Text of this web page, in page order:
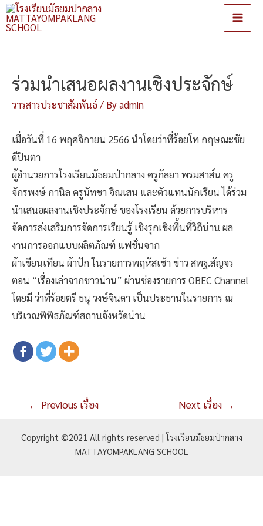
Main
ร่วมนำเสนอผลงานเชิงประจักษ์
วารสารประชาสัมพันธ์/ Byadmin
เมื่อวันที่ 16 พฤศจิกายน 2566 นำโดยว่าที่ร้อยโท กฤษณะชัย
ดีปินตา
ผู้อำนวยการโรงเรียนมัธยมป่ากลาง ครูกัลยา พรมสาส์น ครู
จักรพงษ์ กานิล ครูนัทชา จิณเสน และตัวแทนนักเรียน ได้ร่วม
นำเสนอผลงานเชิงประจักษ์ ของโรงเรียน ด้วยการบริหาร
จัดการส่งเสริมการจัดการเรียนรู้ เชิงรุกเชิงพื้นที่วิถีน่าน ผล
งานการออกแบบผลิตภัณฑ์ แฟชั่นจาก
ผ้าเขียนเทียน ผ้าปัก ในรายการพฤหัสเช้า ข่าว สพฐ.สัญจร
ตอน “เรื่องเล่าจากชาวน่าน” ผ่านช่องรายการ OBEC Channel
โดยมี ว่าที่ร้อยตรี ธนุ วงษ์จินดา เป็นประธานในรายการ ณ
บริเวณพิพิธภัณฑ์สถานจังหวัดน่าน
แนะแนว
← Previous เรื่อง Next เรื่อง →
Copyright ©2021 All rights reserved | โรงเรียนมัธยมป่ากลาง
MATTAYOMPAKLANG SCHOOL